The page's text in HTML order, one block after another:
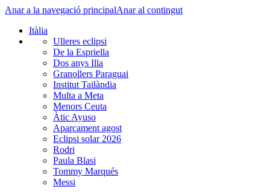
Anar a la navegació principalAnar al contingut
Itàlia
Ulleres eclipsi
De la Espriella
Dos anys Illa
Granollers Paraguai
Institut Tailàndia
Multa a Meta
Menors Ceuta
Àtic Ayuso
Aparcament agost
Eclipsi solar 2026
Rodri
Paula Blasi
Tommy Marqués
Messi